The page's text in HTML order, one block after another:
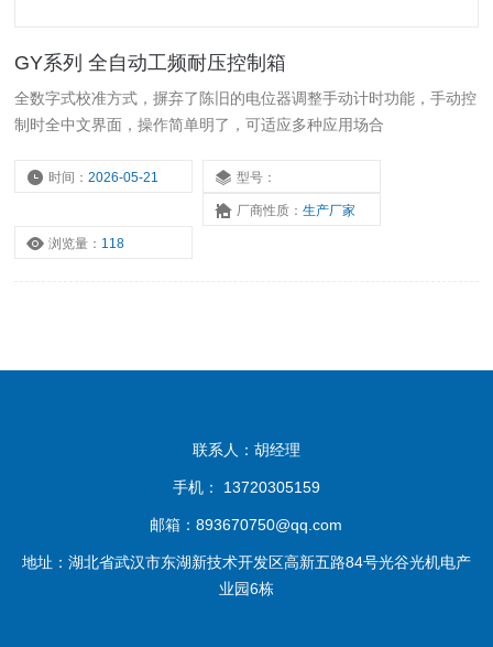
GY系列 全自动工频耐压控制箱
全数字式校准方式，摒弃了陈旧的电位器调整手动计时功能，手动控
制时全中文界面，操作简单明了，可适应多种应用场合
时间：2026-05-21 型号：
厂商性质： 生产厂家
浏览量： 118
联系人：胡经理
手机： 13720305159
邮箱：893670750@qq.com
地址：湖北省武汉市东湖新技术开发区高新五路84号光谷光机电产
业园6栋